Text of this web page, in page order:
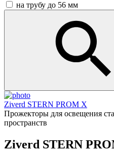
на трубу до 56 мм
Ziverd STERN PROM X
Прожекторы для освещения
пространств
Ziverd STERN